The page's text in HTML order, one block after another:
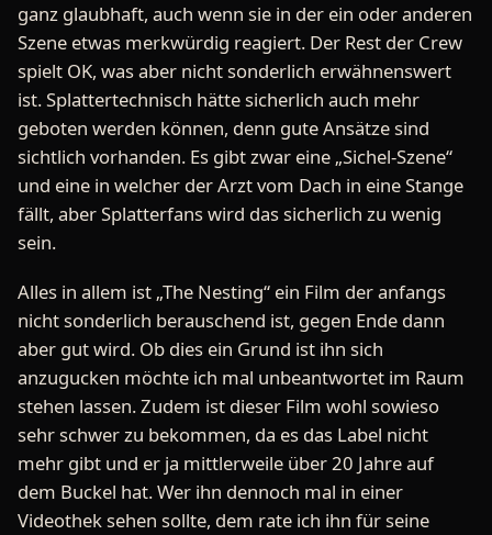
ganz glaubhaft, auch wenn sie in der ein oder anderen
Szene etwas merkwürdig reagiert. Der Rest der Crew
spielt OK, was aber nicht sonderlich erwähnenswert
ist. Splattertechnisch hätte sicherlich auch mehr
geboten werden können, denn gute Ansätze sind
sichtlich vorhanden. Es gibt zwar eine „Sichel-Szene“
und eine in welcher der Arzt vom Dach in eine Stange
fällt, aber Splatterfans wird das sicherlich zu wenig
sein.
Alles in allem ist „The Nesting“ ein Film der anfangs
nicht sonderlich berauschend ist, gegen Ende dann
aber gut wird. Ob dies ein Grund ist ihn sich
anzugucken möchte ich mal unbeantwortet im Raum
stehen lassen. Zudem ist dieser Film wohl sowieso
sehr schwer zu bekommen, da es das Label nicht
mehr gibt und er ja mittlerweile über 20 Jahre auf
dem Buckel hat. Wer ihn dennoch mal in einer
Videothek sehen sollte, dem rate ich ihn für seine